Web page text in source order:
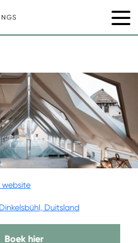
Duitsland
Boek hier